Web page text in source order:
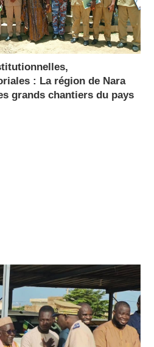
: La région de Nara
grands chantiers du pays